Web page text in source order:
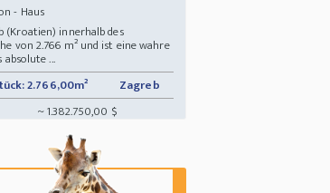
- Haus
(Kroatien) innerhalb des
von 2.766 m² und ist eine wahre
...
2.766,00m²
Zagreb
~ 1.382.750,00 $